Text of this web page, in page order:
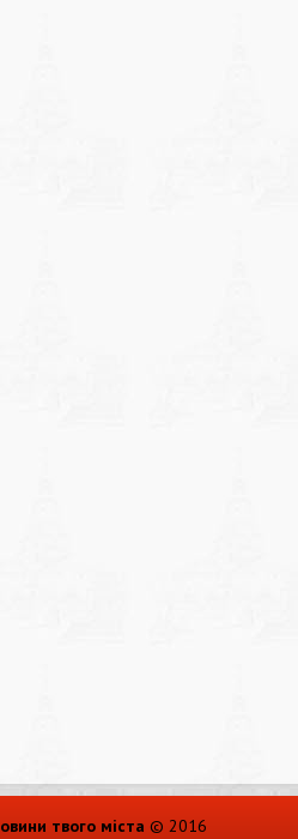
твого міста © 2016